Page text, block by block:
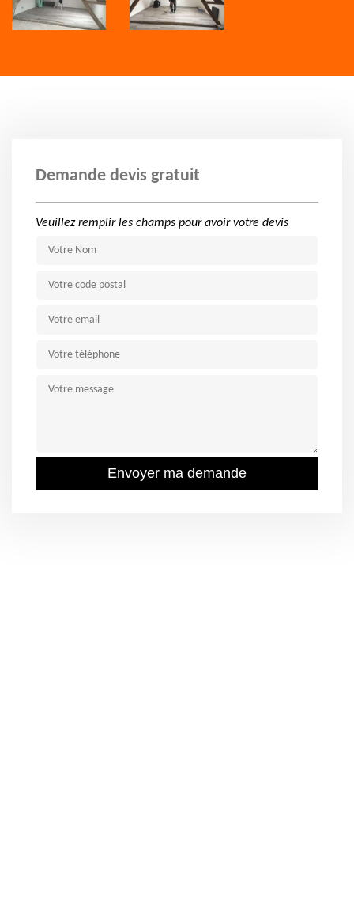
Demande devis gratuit
Veuillez remplir les champs pour avoir votre devis